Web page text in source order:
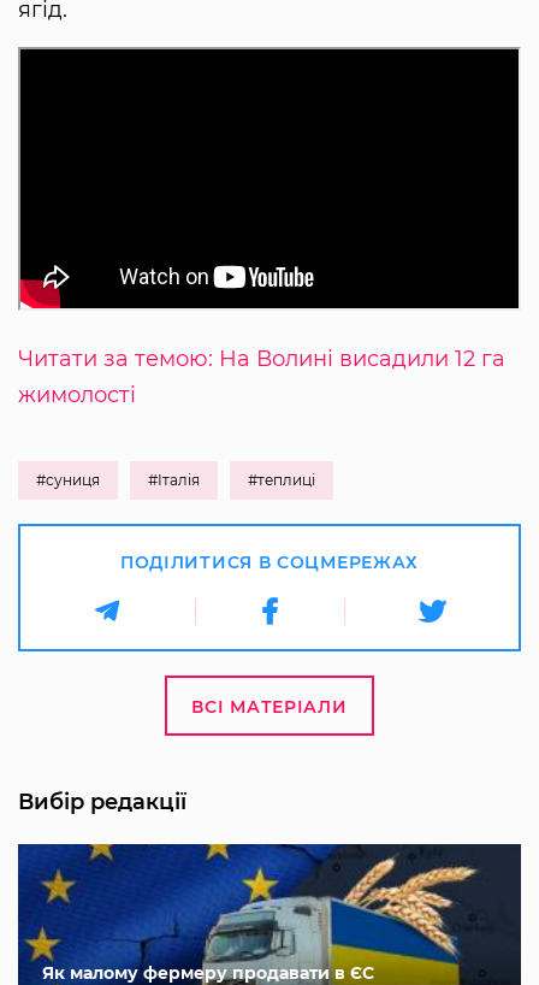
ягід.
Читати за темою: На Волині висадили 12 га
жимолості
#суниця #Італія #теплиці
ПОДІЛИТИСЯ В СОЦМЕРЕЖАХ
ВСІ МАТЕРІАЛИ
Вибір редакції
Як малому фермеру продавати в ЄС